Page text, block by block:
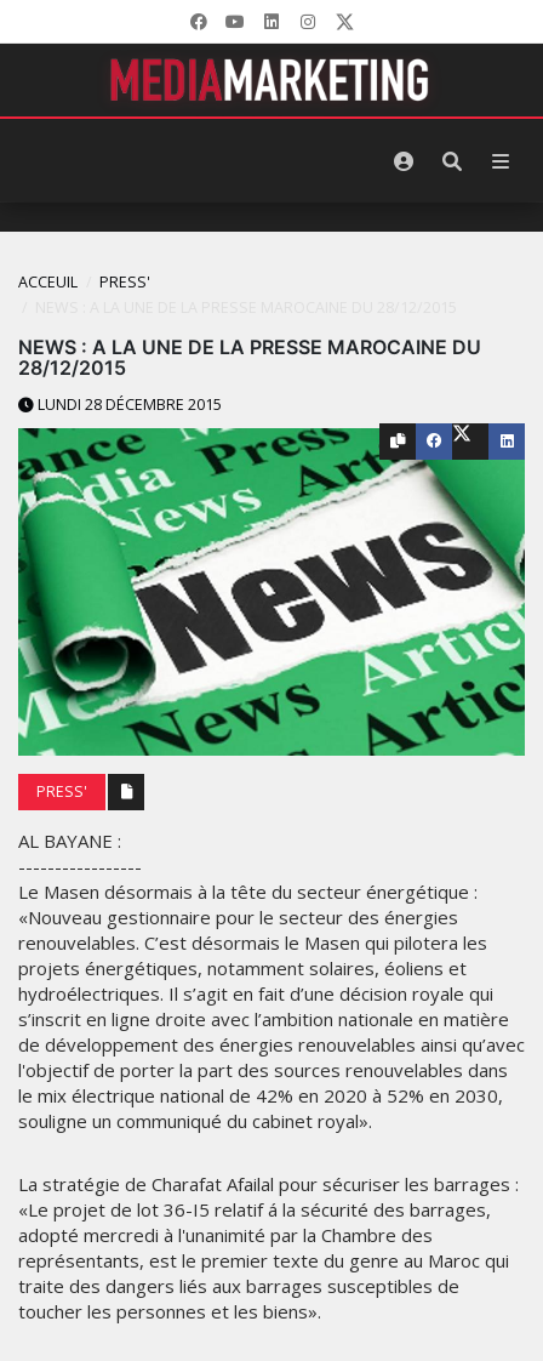
ACCEUIL
PRESS'
NEWS : A LA UNE DE LA PRESSE ‪MAROCAINE DU
28/12/2015
LUNDI 28 DÉCEMBRE 2015
PRESS'
AL BAYANE :
-----------------
Le Masen désormais à la tête du secteur énergétique :
«Nouveau gestionnaire pour le secteur des énergies
renouvelables. C’est désormais le Masen qui pilotera les
projets énergétiques, notamment solaires, éoliens et
hydroélectriques. Il s’agit en fait d’une décision royale qui
s’inscrit en ligne droite avec l’ambition nationale en matière
de développement des énergies renouvelables ainsi qu’avec
l'objectif de porter la part des sources renouvelables dans
le mix électrique national de 42% en 2020 à 52% en 2030,
souligne un communiqué du cabinet royal».
La stratégie de Charafat Afailal pour sécuriser les barrages :
«Le projet de lot 36-I5 relatif á la sécurité des barrages,
adopté mercredi à l'unanimité par la Chambre des
représentants, est le premier texte du genre au Maroc qui
traite des dangers liés aux barrages susceptibles de
toucher les personnes et les biens».